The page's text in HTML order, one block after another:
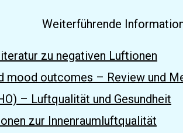
Weiterführende
zu negativen Luftionen
mood outcomes – Review und
– Luftqualität und Gesundheit
zur Innenraumluftqualität